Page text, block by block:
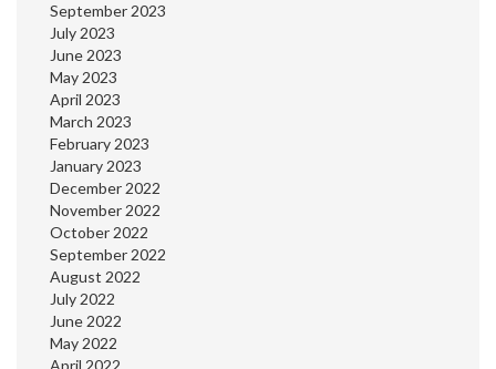
September 2023
July 2023
June 2023
May 2023
April 2023
March 2023
February 2023
January 2023
December 2022
November 2022
October 2022
September 2022
August 2022
July 2022
June 2022
May 2022